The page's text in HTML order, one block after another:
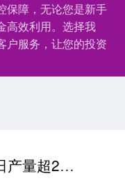
保障，无论您是新手
高效利用。选择我
户服务，让您的投资
富通优配 日产量超2800吨 我国海上最大规模浅层岩性油田项目全面投产